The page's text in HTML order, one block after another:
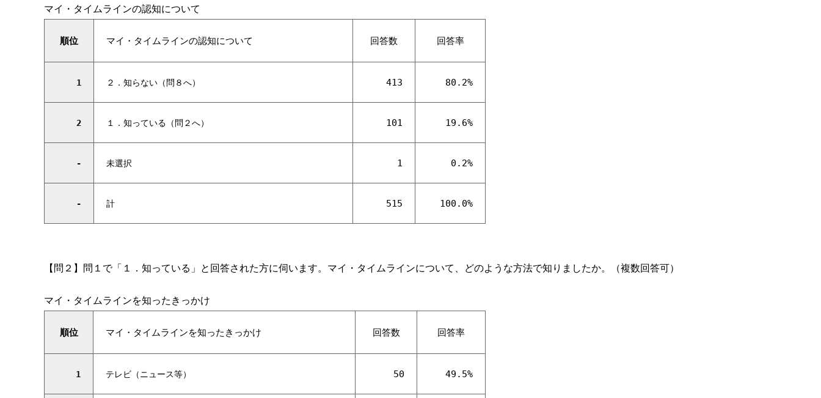
マイ・タイムラインの認知について
順位 マイ・タイムラインの認知について 回答数 回答率
1 ２．知らない（問８へ） 413 80.2%
2 １．知っている（問２へ） 101 19.6%
- 未選択 1 0.2%
- 計 515 100.0%
【問２】問１で「１．知っている」と回答された方に伺います。マイ・タイムラインについて、どのような方法で知りましたか。（複数回答可）
マイ・タイムラインを知ったきっかけ
順位 マイ・タイムラインを知ったきっかけ 回答数 回答率
1 テレビ（ニュース等） 50 49.5%